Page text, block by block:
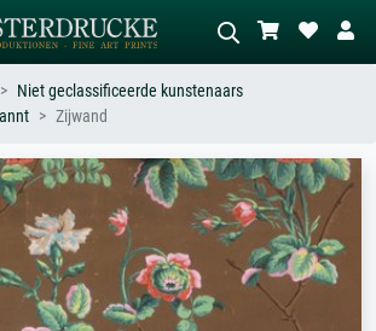
of stijl – bijv.
Beschrijf de scène – bijv. groene
weide, abstract met veel rood, donker
olieverfschilderij, staand naakt naast
een boom.
Niet geclassificeerde kunstenaars
Zijwand